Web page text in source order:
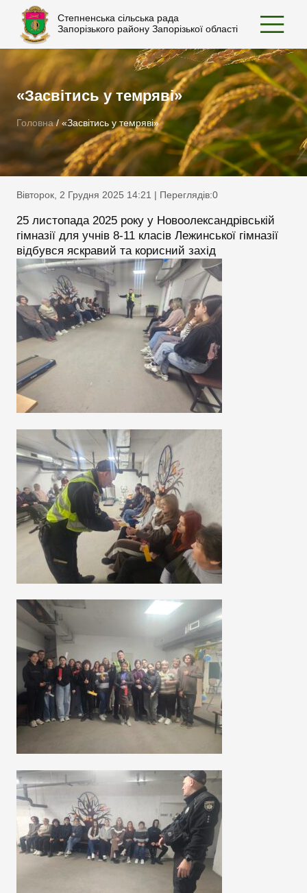
Степненська сільська рада
Запорізького району Запорізької області
«Засвітись у темряві»
Головна/ «Засвітись у темряві»
Вівторок, 2 Грудня 2025 14:21 | Переглядів:0
25 листопада 2025 року у Новоолександрівській
гімназії для учнів 8-11 класів Лежинської гімназії
відбувся яскравий та корисний захід